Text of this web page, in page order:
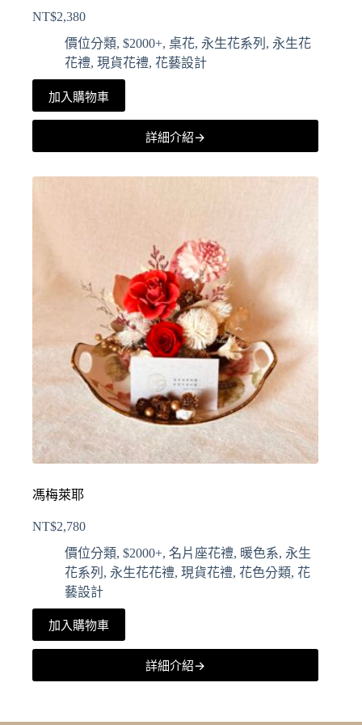
NT$2,380
價位分類, $2000+, 桌花, 永生花系列 , 永生花
花禮, 現貨花禮, 花藝設計
加入購物車
詳細介紹→
馮梅萊耶
NT$2,780
價位分類, $2000+, 名片座花禮, 暖色系, 永生
花系列 , 永生花花禮, 現貨花禮, 花色分類, 花
藝設計
加入購物車
詳細介紹→